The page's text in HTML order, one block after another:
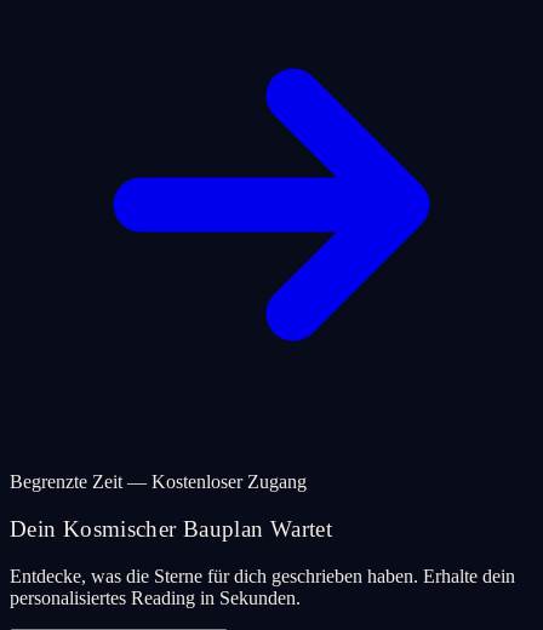
Begrenzte Zeit — Kostenloser Zugang
Dein Kosmischer Bauplan Wartet
Entdecke, was die Sterne für dich geschrieben haben. Erhalte dein
personalisiertes Reading in Sekunden.